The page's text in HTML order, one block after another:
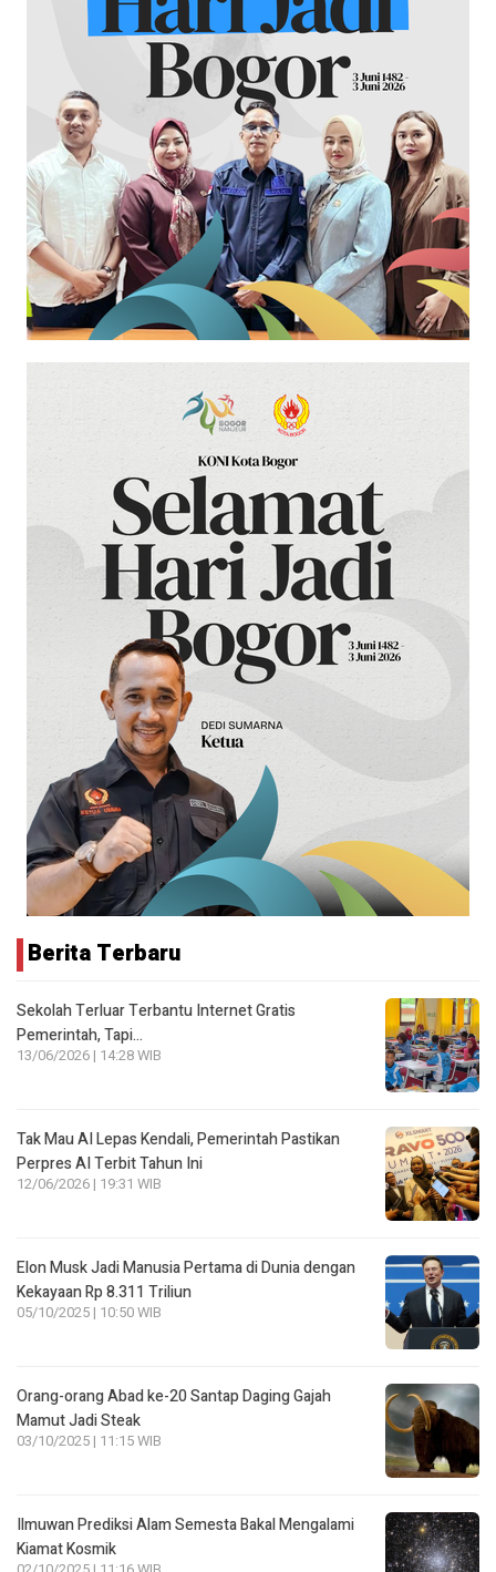
Berita Terbaru
Sekolah Terluar Terbantu Internet Gratis
Pemerintah, Tapi…
13/06/2026 | 14:28 WIB
Tak Mau AI Lepas Kendali, Pemerintah Pastikan
Perpres AI Terbit Tahun Ini
12/06/2026 | 19:31 WIB
Elon Musk Jadi Manusia Pertama di Dunia dengan
Kekayaan Rp 8.311 Triliun
05/10/2025 | 10:50 WIB
Orang-orang Abad ke-20 Santap Daging Gajah
Mamut Jadi Steak
03/10/2025 | 11:15 WIB
Ilmuwan Prediksi Alam Semesta Bakal Mengalami
Kiamat Kosmik